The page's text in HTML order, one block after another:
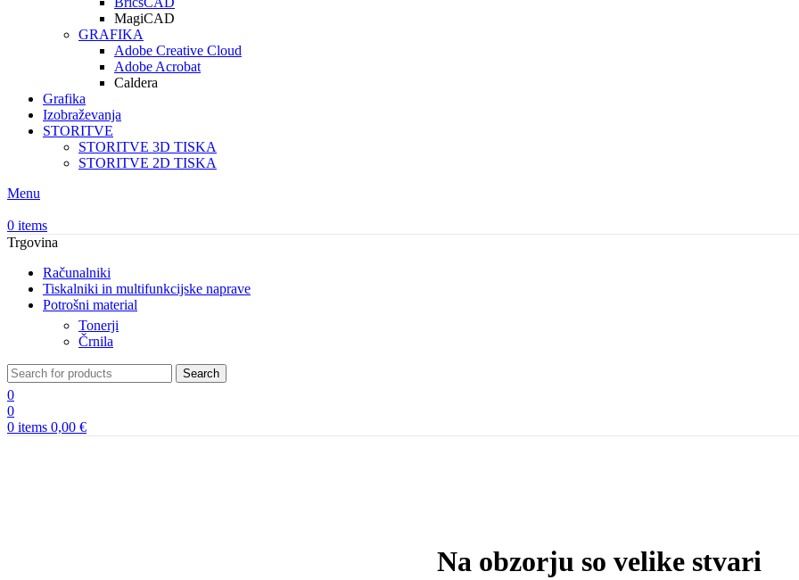
MagiCAD
GRAFIKA
Adobe Creative Cloud
Adobe Acrobat
Caldera
Grafika
Izobraževanja
STORITVE
STORITVE 3D TISKA
STORITVE 2D TISKA
Menu
0 items
Trgovina
Računalniki
Tiskalniki in multifunkcijske naprave
Potrošni material
Tonerji
Črnila
Search
0
0
0 items 0,00 €
Na obzorju so velike stvari